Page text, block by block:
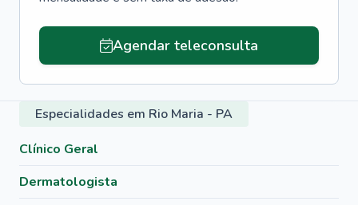
Agendar teleconsulta
Especialidades em Rio Maria - PA
Clínico Geral
Dermatologista